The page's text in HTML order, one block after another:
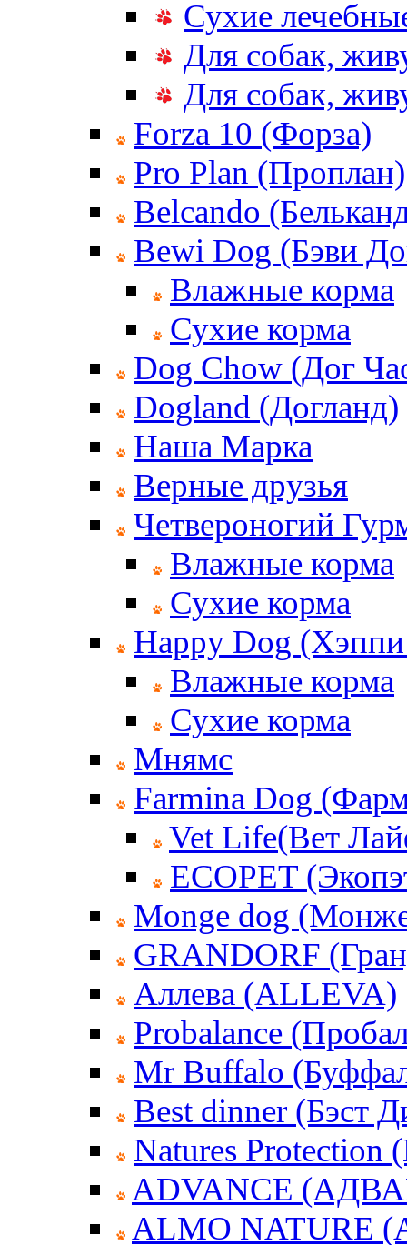
Сухие
Для собак,
Для собак,
Forza 10 (Форза)
Pro Plan (Проплан)
Belcando
Bewi Dog (Бэви
Влажные корма
Сухие корма
Dog Chow (Дог
Dogland (Догланд)
Наша Марка
Верные друзья
Четвероногий
Влажные корма
Сухие корма
Happy Dog
Влажные корма
Сухие корма
Мнямс
Farmina Dog
Vet Life(Вет
ECOPET
Monge dog
GRANDORF
Аллева (ALLEVA)
Probalance
Mr Buffalo
Best dinner (Бэст
Natures Protection
ADVANCE
ALMO